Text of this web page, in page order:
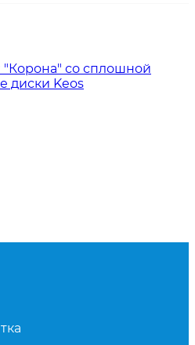
"Корона" со сплошной
диски Keos